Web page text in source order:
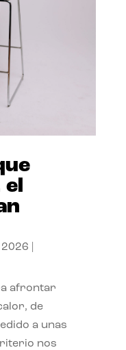
el
afrontar
de
a unas
nos